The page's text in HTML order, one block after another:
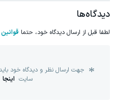
دیدگاه‌ها
لطفا قبل از ارسال دیدگاه خود، حتما
جهت ارسال نظر و دیدگاه خود
سایت اینجا